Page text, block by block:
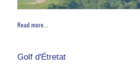
Read more...
Golf d'Étretat